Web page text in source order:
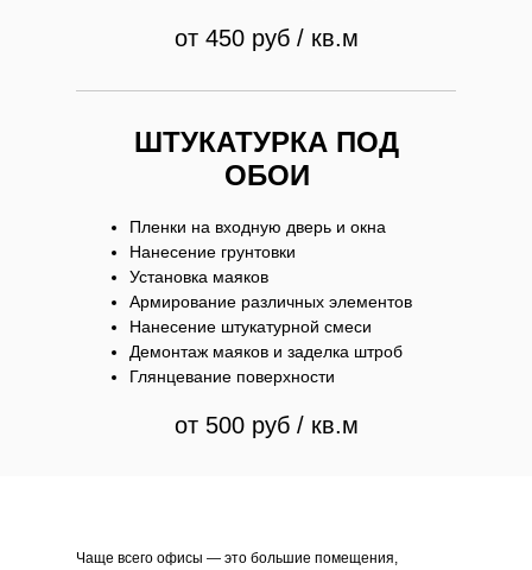
от 450 руб / кв.м
ШТУКАТУРКА ПОД
ОБОИ
Пленки на входную дверь и окна
Нанесение грунтовки
Установка маяков
Армирование различных элементов
Нанесение штукатурной смеси
Демонтаж маяков и заделка штроб
Глянцевание поверхности
от 500 руб / кв.м
Чаще всего офисы — это большие помещения,